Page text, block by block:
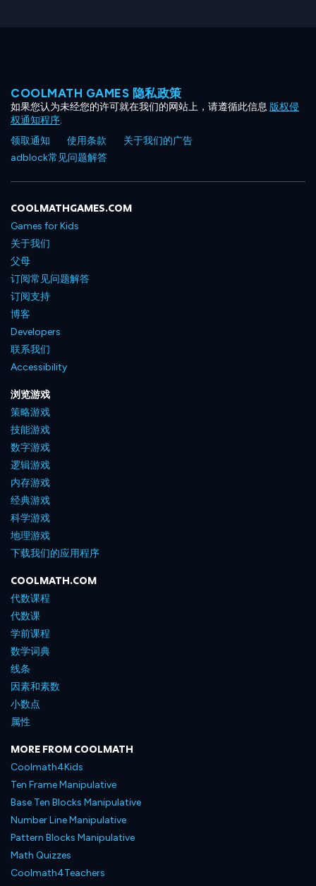
COOLMATH GAMES 隐私政策
如果您认为未经您的许可就在我们的网站上，请遵循此信息版权侵
权通知程序.
领取通知
使用条款
关于我们的广告
adblock常见问题解答
COOLMATHGAMES.COM
Games for Kids
关于我们
父母
订阅常见问题解答
订阅支持
博客
Developers
联系我们
Accessibility
浏览游戏
策略游戏
技能游戏
数字游戏
逻辑游戏
内存游戏
经典游戏
科学游戏
地理游戏
下载我们的应用程序
COOLMATH.COM
代数课程
代数课
学前课程
数学词典
线条
因素和素数
小数点
属性
MORE FROM COOLMATH
Coolmath4Kids
Ten Frame Manipulative
Base Ten Blocks Manipulative
Number Line Manipulative
Pattern Blocks Manipulative
Math Quizzes
Coolmath4Teachers